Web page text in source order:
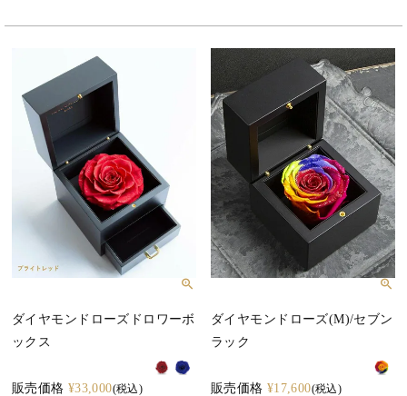
ダイヤモンドローズドロワーボ
ックス
販売価格 ¥33,000 税込
ダイヤモンドローズ(M)/セブン
ラック
販売価格 ¥17,600 税込